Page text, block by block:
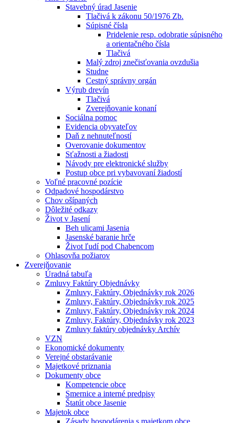
Stavebný úrad Jasenie
Tlačivá k zákonu 50/1976 Zb.
Súpisné čísla
Pridelenie resp. odobratie súpisného
a orientačného čísla
Tlačivá
Malý zdroj znečisťovania ovzdušia
Studne
Cestný správny orgán
Výrub drevín
Tlačivá
Zverejňovanie konaní
Sociálna pomoc
Evidencia obyvateľov
Daň z nehnuteľností
Overovanie dokumentov
Sťažnosti a žiadosti
Návody pre elektronické služby
Postup obce pri vybavovaní žiadostí
Voľné pracovné pozície
Odpadové hospodárstvo
Chov ošípaných
Dôležité odkazy
Život v Jasení
Beh ulicami Jasenia
Jasenské baranie hrče
Život ľudí pod Chabencom
Ohlasovňa požiarov
Zverejňovanie
Úradná tabuľa
Zmluvy Faktúry Objednávky
Zmluvy, Faktúry, Objednávky rok 2026
Zmluvy, Faktúry, Objednávky rok 2025
Zmluvy, Faktúry, Objednávky rok 2024
Zmluvy, Faktúry, Objednávky rok 2023
Zmluvy faktúry objednávky Archív
VZN
Ekonomické dokumenty
Verejné obstarávanie
Majetkové priznania
Dokumenty obce
Kompetencie obce
Smernice a interné predpisy
Štatút obce Jasenie
Majetok obce
Zásady hospodárenia s majetkom obce